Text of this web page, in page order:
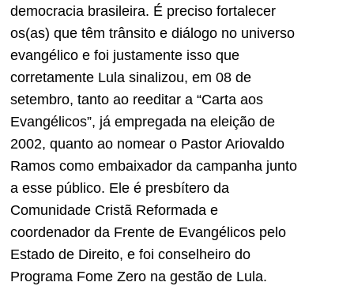
democracia brasileira. É preciso fortalecer
os(as) que têm trânsito e diálogo no universo
evangélico e foi justamente isso que
corretamente Lula sinalizou, em 08 de
setembro, tanto ao reeditar a “Carta aos
Evangélicos”, já empregada na eleição de
2002, quanto ao nomear o Pastor Ariovaldo
Ramos como embaixador da campanha junto
a esse público. Ele é presbítero da
Comunidade Cristã Reformada e
coordenador da Frente de Evangélicos pelo
Estado de Direito, e foi conselheiro do
Programa Fome Zero na gestão de Lula.